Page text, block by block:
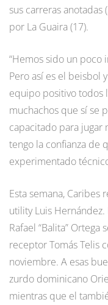
sus carreras anotadas
por La Guaira (17).
“Hemos sido un poco
Pero así es el beisbol
equipo positivo todos
muchachos que sí se
capacitado para jugar
tengo la confianza de
experimentado
Esta semana, Caribes
utility Luis
Rafael “Balita”
receptor Tomás Telis
noviembre. A esas
zurdo dominicano
mientras que el